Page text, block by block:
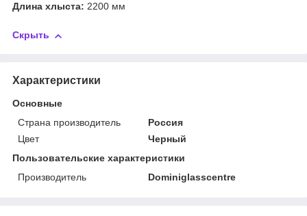
Длина хлыста: 2200 мм
Скрыть
Характеристики
Основные
Страна производитель
Россия
Цвет
Черный
Пользовательские характеристики
Производитель
Dominiglasscentre